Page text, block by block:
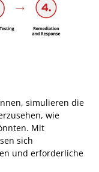
simulieren die
wie
Mit
sich
und erforderliche